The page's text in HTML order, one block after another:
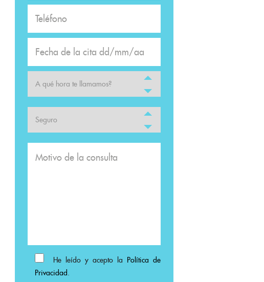
He leído y acepto la Política de
Privacidad.